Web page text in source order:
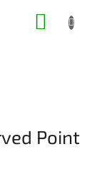
Point